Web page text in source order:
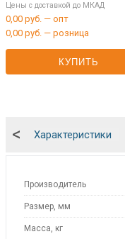
Цены с доставкой до МКАД
0,00 руб. — опт
0,00 руб. — розница
КУПИТЬ
Характеристики
<
Производитель
Размер, мм
Масса, кг